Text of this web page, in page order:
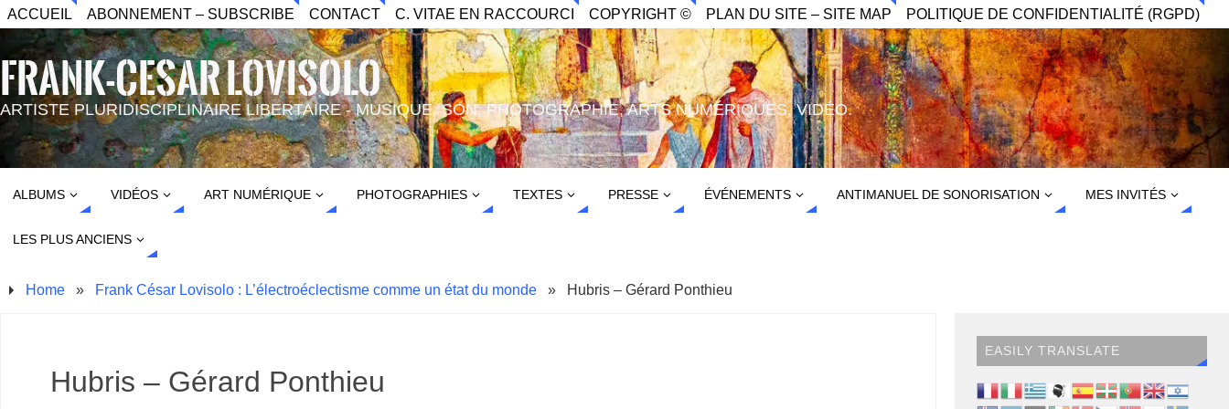
ACCUEIL ABONNEMENT – SUBSCRIBE CONTACT C. VITAE EN RACCOURCI COPYRIGHT © PLAN DU SITE – SITE MAP POLITIQUE DE CONFIDENTIALITÉ (RGPD)
FRANK-CESAR LOVISOLO
ARTISTE PLURIDISCIPLINAIRE LIBERTAIRE - MUSIQUE, SON, PHOTOGRAPHIE, ARTS NUMÉRIQUES, VIDÉO.
ALBUMS VIDÉOS ART NUMÉRIQUE PHOTOGRAPHIES TEXTES PRESSE ÉVÉNEMENTS ANTIMANUEL DE SONORISATION MES INVITÉS
LES PLUS ANCIENS
Home » Frank César Lovisolo : L’électroéclectisme comme un état du monde » Hubris – Gérard Ponthieu
Hubris – Gérard Ponthieu
EASILY TRANSLATE